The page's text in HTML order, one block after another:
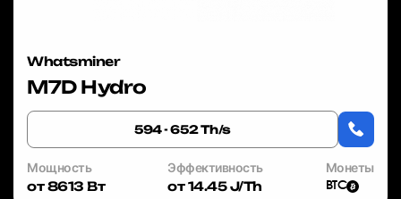
Whatsminer
M7D Hydro
594 - 652 Th/s
Мощность
от 8613 Вт
Эффективность
от 14.45 J/Th
Монеты
BTC